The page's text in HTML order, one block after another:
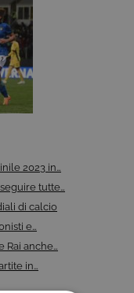
2023 in…
tutte…
di calcio
e…
Rai anche…
in…